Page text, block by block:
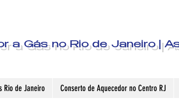
a Gás no Rio de Janeiro |
Rio de Janeiro Conserto de Aquecedor no Centro RJ